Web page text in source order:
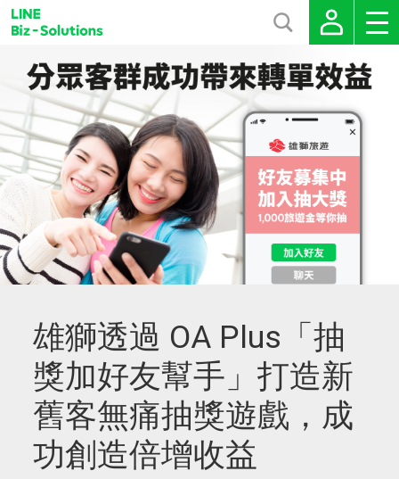
雄獅透過 OA Plus「抽
獎加好友幫手」打造新
舊客無痛抽獎遊戲，成
功創造倍增收益